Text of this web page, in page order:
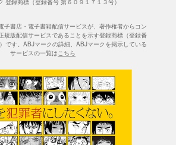
子書店・電子書籍配信サービスが、著作権者からコン
規版配信サービスであることを示す登録商標（登録番
です。ABJマークの詳細、ABJマークを掲示している
サービスの一覧は こちら